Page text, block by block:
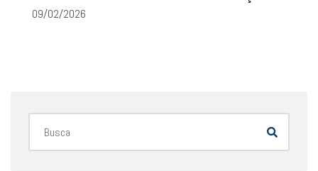
09/02/2026